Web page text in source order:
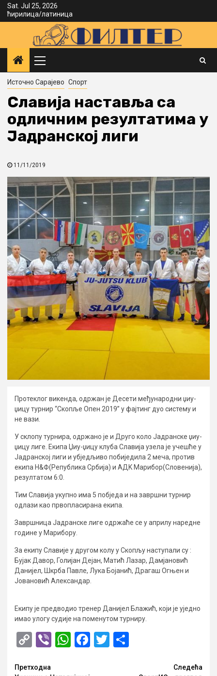
SkipSat. Jul 25, 2026
ћирилица/латиница
Menu
Источно Сарајево Спорт
Славија наставља са
одличним резултатима у
Јадранској лиги
11/11/2019
Протеклог викенда, одржан је Десети међународни џиу-
џицу турнир “Скопље Опен 2019” у фајтинг дуо систему и
не вази.
У склопу турнира, одржано је и Друго коло Јадранске џиу-
џицу лиге. Екипа Џиу-џицу клуба Славија узела је учешће у
Јадранској лиги и убједљиво побиједила 2 меча, против
екипа Н&Ф(Република Србија) и АДK Марибор(Словенија),
резултатом 6:0.
Тим Славија укупно има 5 побједа и на завршни турнир
одлази као првопласирана екипа.
Завршница Јадранске лиге одржаће се у априлу наредне
године у Марибору.
За екипу Славије у другом колу у Скопљу наступали су :
Бујак Давор, Голијан Дејан, Матић Лазар, Дамјановић
Данијел, Шкрба Павле, Лука Бојанић, Драгаш Огњен и
Јовановић Александар.
Екипу је предводио тренер Данијел Блажић, који је уједно
имао улогу судије на поменутом турниру.
CopyViberWhatsApp
Facebook
Twitter
Опширније
Претходна
Следећа